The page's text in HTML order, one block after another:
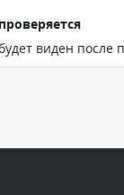
виден после